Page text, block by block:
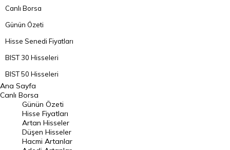
Canlı Borsa
Günün Özeti
Hisse Senedi Fiyatları
BIST 30 Hisseleri
BIST 50 Hisseleri
BIST 100 Hisseleri
En Çok Artan Hisseler
En Çok Düşen Hisseler
Hacmi Artanlar
Ana Sayfa
Canlı Borsa
Günün Özeti
Hisse Fiyatları
Artan Hisseler
Düşen Hisseler
Hacmi Artanlar